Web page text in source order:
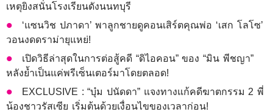
เหตุยิงสนั่นโรงเรียนดังนนทบุรี
‘แซนวิช ปภาดา’ พาลูกชายดูคอนเสิร์ตคุณพ่อ ‘เสก โลโซ’
วอนงดดราม่ายุแหย่!
เปิดวิธีล่าสุดในการต่อสู้คดี “ดิไอคอน” ของ “มิน พีชญา”
หลังย้ำเป็นแค่พรีเซ็นเตอร์มาโดยตลอด!
EXCLUSIVE : “บุ๋ม ปนัดดา” แจงทางแก้คดีฆาตกรรม 2 พี่
น้องชาวรัสเซีย เริ่มต้นด้วยเงื่อนไขของเวลาก่อน!